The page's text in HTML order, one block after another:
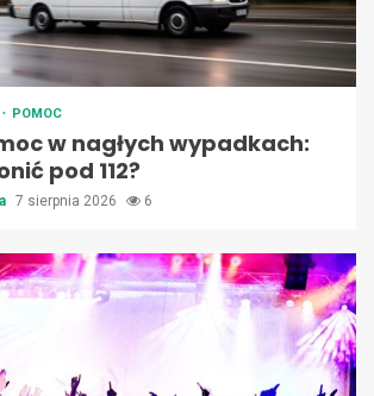
POMOC
w nagłych wypadkach:
pod 112?
7 sierpnia 2026 6